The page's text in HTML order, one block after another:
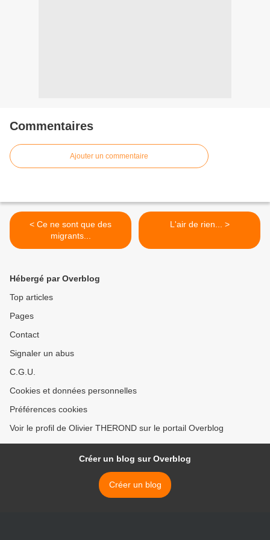
Commentaires
Ajouter un commentaire
< Ce ne sont que des
migrants...
L'air de rien... >
Hébergé par Overblog
Top articles
Pages
Contact
Signaler un abus
C.G.U.
Cookies et données personnelles
Préférences cookies
Voir le profil de Olivier THEROND sur le portail Overblog
Créer un blog sur Overblog
Créer un blog